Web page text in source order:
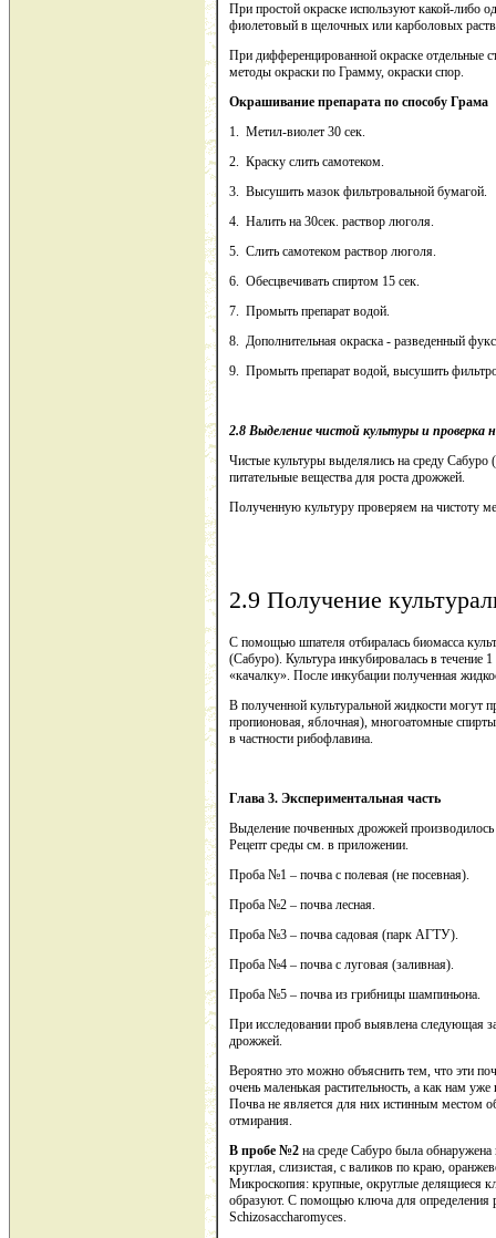
При простой окраске используют какой-либо
фиолетовый в щелочных или карболовых
При дифференцированной окраске отдельные
методы окраски по Грамму, окраски спор.
Окрашивание препарата по способу Грама
1. Метил-виолет 30 сек.
2. Краску слить самотеком.
3. Высушить мазок фильтровальной бумагой.
4. Налить на 30сек. раствор люголя.
5. Слить самотеком раствор люголя.
6. Обесцвечивать спиртом 15 сек.
7. Промыть препарат водой.
8. Дополнительная окраска - разведенный
9. Промыть препарат водой, высушить
2.8 Выделение чистой культуры и проверка
Чистые культуры выделялись на среду
питательные вещества для роста дрожжей.
Полученную культуру проверяем на чистоту
2.9 Получение
С помощью шпателя отбиралась биомасса
(Сабуро). Культура инкубировалась в течение
«качалку». После инкубации полученная
В полученной культуральной жидкости могут
пропионовая, яблочная), многоатомные
в частности рибофлавина.
Глава 3. Экспериментальная часть
Выделение почвенных дрожжей
Рецепт среды см. в приложении.
Проба №1 – почва с полевая (не посевная).
Проба №2 – почва лесная.
Проба №3 – почва садовая (парк АГТУ).
Проба №4 – почва с луговая (заливная).
Проба №5 – почва из грибницы шампиньона.
При исследовании проб выявлена следующая
дрожжей.
Вероятно это можно объяснить тем, что эти
очень маленькая растительность, а как нам
Почва не является для них истинным местом
отмирания.
В пробе №2 на среде Сабуро была
круглая, слизистая, с валиков по краю,
Микроскопия: крупные, округлые делящиеся
образуют. С помощью ключа для определения
Schizosaccharomyces.